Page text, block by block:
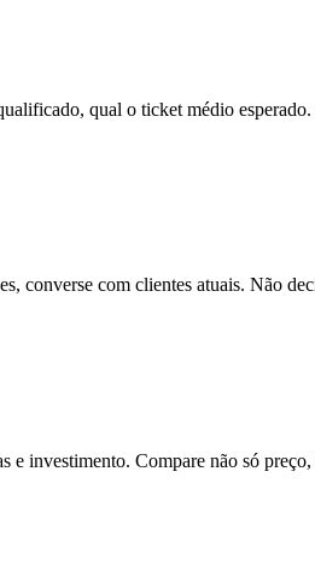
qual o ticket médio
converse com clientes atuais. Não
e investimento. Compare não só